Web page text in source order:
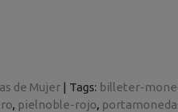
de Mujer| Tags: billeter-
pielnoble-rojo